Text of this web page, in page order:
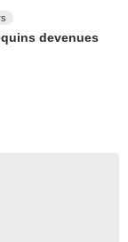
devenues